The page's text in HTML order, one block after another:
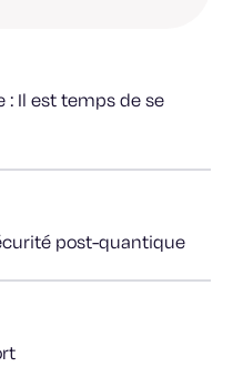
Il est temps de se
post-quantique